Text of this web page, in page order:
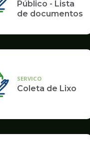
Público - Lista
de documentos
SERVICO
Coleta de Lixo